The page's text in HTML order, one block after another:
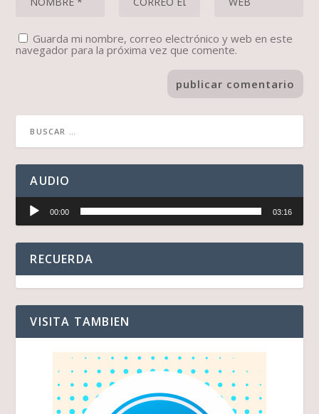
Guarda mi nombre, correo electrónico y web en este
navegador para la próxima vez que comente.
AUDIO
audio
00:00 03:16
RECUERDA
VISITA TAMBIEN